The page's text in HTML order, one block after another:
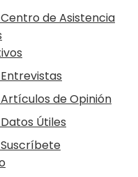
Centro de Asistencia
Entrevistas
Artículos de Opinión
Datos Útiles
Suscríbete